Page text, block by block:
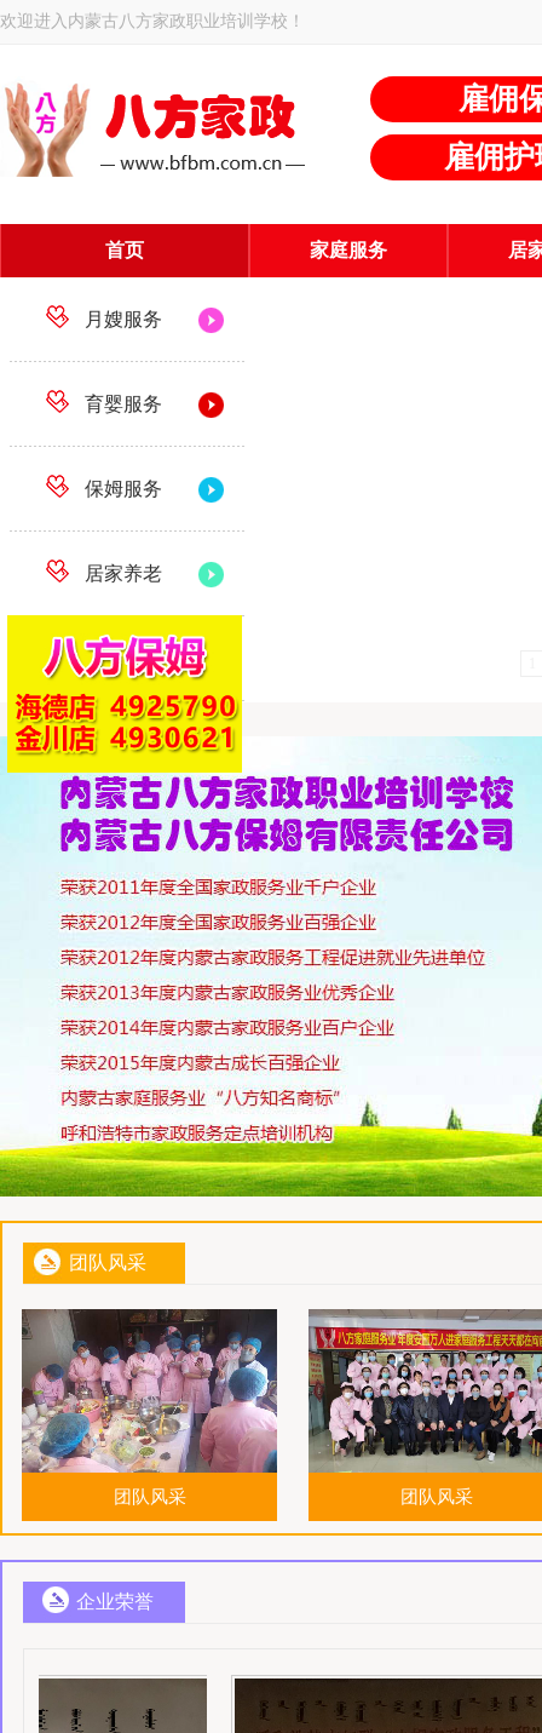
欢迎进入内蒙古八方家政职业培训学校！
雇佣
雇佣
首页 家庭服务 居
月嫂服务
育婴服务
保姆服务
居家养老
月嫂培训
团队风采
团队风采 团队风采
企业荣誉